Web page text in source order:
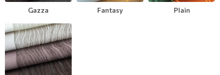
Gazza Fantasy Plain
Μονόχρωμες
Βαφόμενες Ταπετσαρίες
Απομίμηση Μέταλλο
Απομίμηση Πλακάκια
Ψηφιακή Εκτύπωση σε Ρολοκουρτίνα